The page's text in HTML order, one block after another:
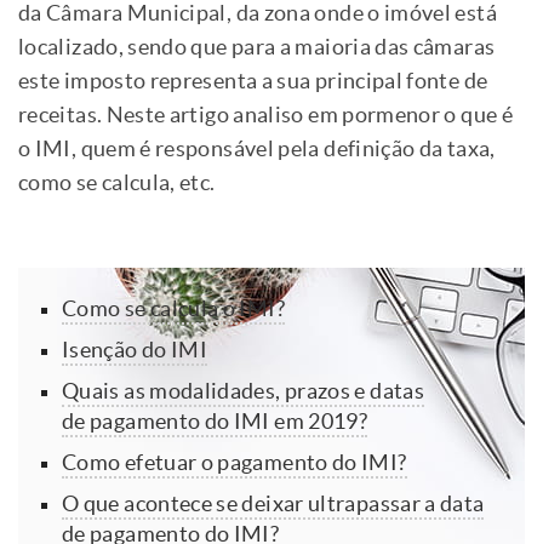
da Câmara Municipal, da zona onde o imóvel está
localizado, sendo que para a maioria das câmaras
este imposto representa a sua principal fonte de
receitas. Neste artigo analiso em pormenor o que é
o IMI, quem é responsável pela definição da taxa,
como se calcula, etc.
Como se calcula o IMI?
Isenção do IMI
Quais as modalidades, prazos e datas
de pagamento do IMI em 2019?
Como efetuar o pagamento do IMI?
O que acontece se deixar ultrapassar a data
de pagamento do IMI?